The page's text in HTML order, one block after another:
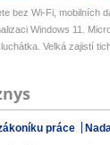
bez Wi-Fi, mobilních
Windows 11.
Velká zajistí
práce